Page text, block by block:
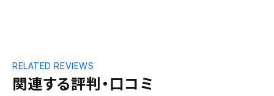
関連する評判・口コミ
RELATED REVIEWS